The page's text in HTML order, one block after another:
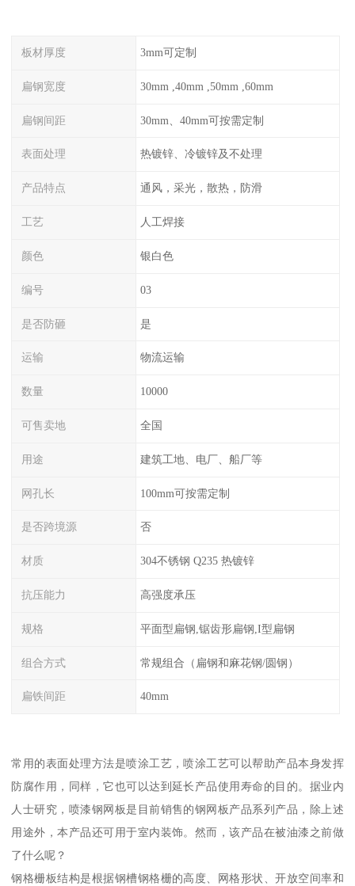
板材厚度 3mm可定制
扁钢宽度 30mm ,40mm ,50mm ,60mm
扁钢间距 30mm、40mm可按需定制
表面处理 热镀锌、冷镀锌及不处理
产品特点 通风，采光，散热，防滑
工艺 人工焊接
颜色 银白色
编号 03
是否防砸 是
运输 物流运输
数量 10000
可售卖地 全国
用途 建筑工地、电厂、船厂等
网孔长 100mm可按需定制
是否跨境源 否
材质 304不锈钢 Q235 热镀锌
抗压能力 高强度承压
规格 平面型扁钢,锯齿形扁钢,I型扁钢
组合方式 常规组合（扁钢和麻花钢/圆钢）
扁铁间距 40mm
常用的表面处理方法是喷涂工艺，喷涂工艺可以帮助产品本身发挥
防腐作用，同样，它也可以达到延长产品使用寿命的目的。据业内
人士研究，喷漆钢网板是目前销售的钢网板产品系列产品，除上述
用途外，本产品还可用于室内装饰。然而，该产品在被油漆之前做
了什么呢？
钢格栅板结构是根据钢槽钢格栅的高度、网格形状、开放空间率和